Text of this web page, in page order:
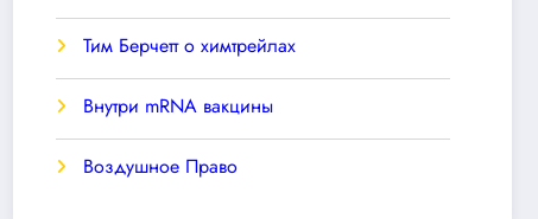
Тим Берчетт о химтрейлах
Внутри mRNA вакцины
Воздушное Право